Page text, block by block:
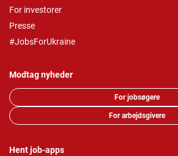
For investorer
Presse
#JobsForUkraine
Modtag nyheder
For jobsøgere
For arbejdsgivere
Hent job-apps